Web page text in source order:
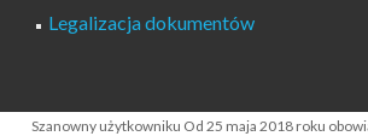
Legalizacja dokumentów
Polityka prywatności serwisu RODO
Szanowny użytkowniku Od 25 maja 2018 roku